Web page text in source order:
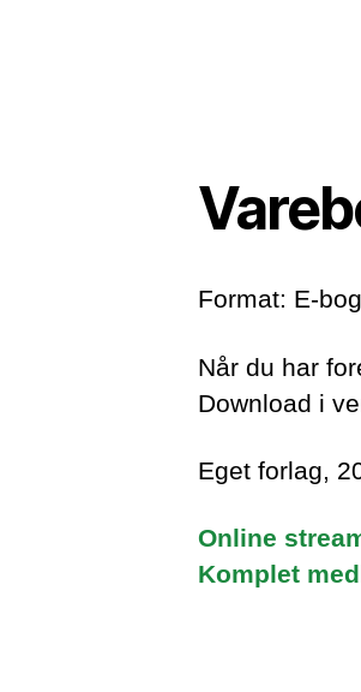
Format: E-
Når du har
Download i
Eget forlag,
Online
Komplet